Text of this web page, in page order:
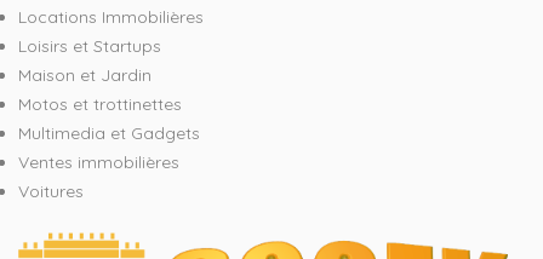
Locations Immobilières
Loisirs et Startups
Maison et Jardin
Motos et trottinettes
Multimedia et Gadgets
Ventes immobilières
Voitures